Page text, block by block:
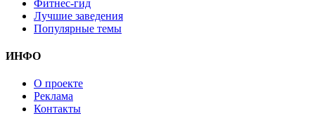
Фитнес-гид
Лучшие заведения
Популярные темы
ИНФО
О проекте
Реклама
Контакты